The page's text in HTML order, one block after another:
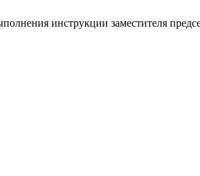
инструкции заместителя